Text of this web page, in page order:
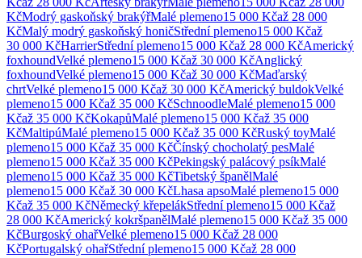
KčModrý gaskoňský brakýřMalé plemeno15 000 Kčaž 28 000
KčMalý modrý gaskoňský honičStředníplemeno15 000 Kčaž
30 000 KčHarrierStředníplemeno15 000 Kčaž 28 000 KčAmerický
foxhoundVelké plemeno15 000 Kčaž 30 000 KčAnglický
foxhoundVelké plemeno15 000 Kčaž 30 000 KčMaďarský
chrtVelké plemeno15 000 Kčaž 30 000 KčAmerický buldokVelké
plemeno15 000 Kčaž 35 000 KčSchnoodleMalé plemeno15 000
Kčaž 35 000 KčKokapůMalé plemeno15 000 Kčaž 35 000
KčMaltipúMalé plemeno15 000 Kčaž 35 000 KčRuský toyMalé
plemeno15 000 Kčaž 35 000 KčČínský chocholatý pesMalé
plemeno15 000 Kčaž 35 000 KčPekingský palácový psíkMalé
plemeno15 000 Kčaž 35 000 KčTibetský španělMalé
plemeno15 000 Kčaž 30 000 KčLhasa apsoMalé plemeno15 000
Kčaž 35 000 KčNěmecký křepelákStředníplemeno15 000 Kčaž
28 000 KčAmerický kokršpanělMalé plemeno15 000 Kčaž 35 000
KčBurgoský ohařVelké plemeno15 000 Kčaž 28 000
KčPortugalský ohařStředníplemeno15 000 Kčaž 28 000